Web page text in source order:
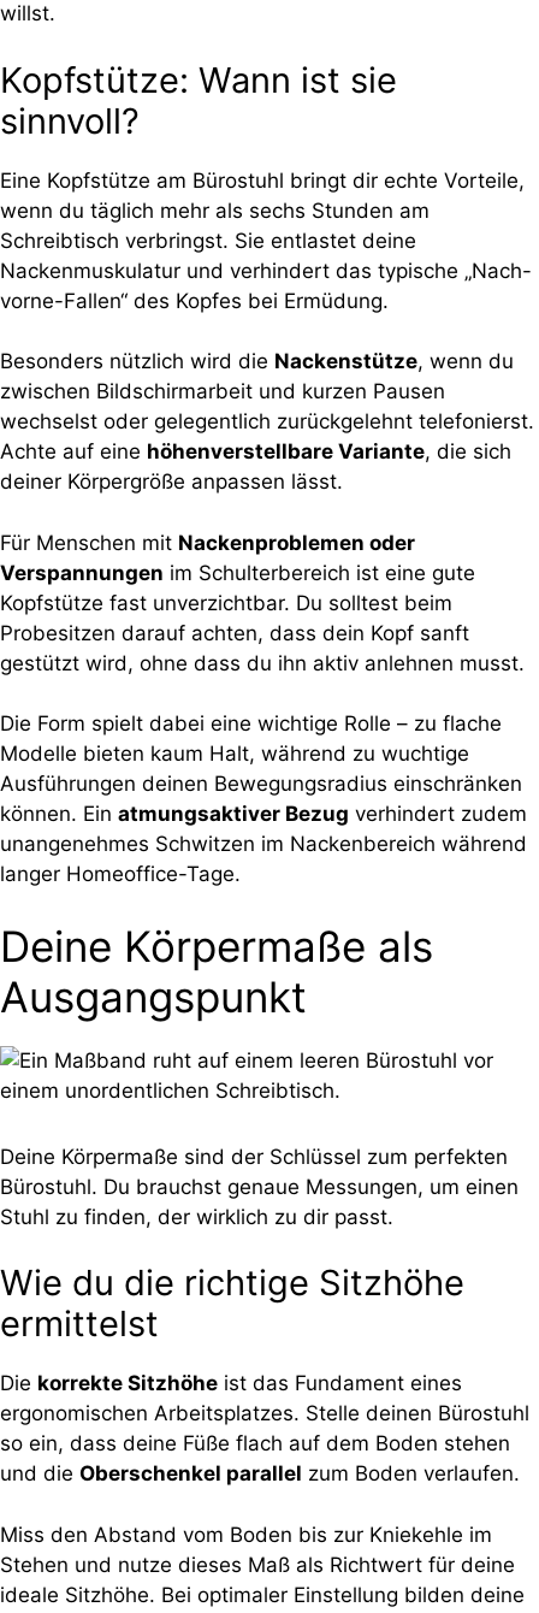
willst.
Kopfstütze: Wann ist sie
sinnvoll?
Eine Kopfstütze am Bürostuhl bringt dir echte Vorteile,
wenn du täglich mehr als sechs Stunden am
Schreibtisch verbringst. Sie entlastet deine
Nackenmuskulatur und verhindert das typische „Nach-
vorne-Fallen“ des Kopfes bei Ermüdung.
Besonders nützlich wird die Nackenstütze, wenn du
zwischen Bildschirmarbeit und kurzen Pausen
wechselst oder gelegentlich zurückgelehnt telefonierst.
Achte auf eine höhenverstellbare Variante, die sich
deiner Körpergröße anpassen lässt.
Für Menschen mit Nackenproblemen oder
Verspannungen im Schulterbereich ist eine gute
Kopfstütze fast unverzichtbar. Du solltest beim
Probesitzen darauf achten, dass dein Kopf sanft
gestützt wird, ohne dass du ihn aktiv anlehnen musst.
Die Form spielt dabei eine wichtige Rolle – zu flache
Modelle bieten kaum Halt, während zu wuchtige
Ausführungen deinen Bewegungsradius einschränken
können. Ein atmungsaktiver Bezug verhindert zudem
unangenehmes Schwitzen im Nackenbereich während
langer Homeoffice-Tage.
Deine Körpermaße als
Ausgangspunkt
Deine Körpermaße sind der Schlüssel zum perfekten
Bürostuhl. Du brauchst genaue Messungen, um einen
Stuhl zu finden, der wirklich zu dir passt.
Wie du die richtige Sitzhöhe
ermittelst
Die korrekte Sitzhöhe ist das Fundament eines
ergonomischen Arbeitsplatzes. Stelle deinen Bürostuhl
so ein, dass deine Füße flach auf dem Boden stehen
und die Oberschenkel parallel zum Boden verlaufen.
Miss den Abstand vom Boden bis zur Kniekehle im
Stehen und nutze dieses Maß als Richtwert für deine
ideale Sitzhöhe. Bei optimaler Einstellung bilden deine